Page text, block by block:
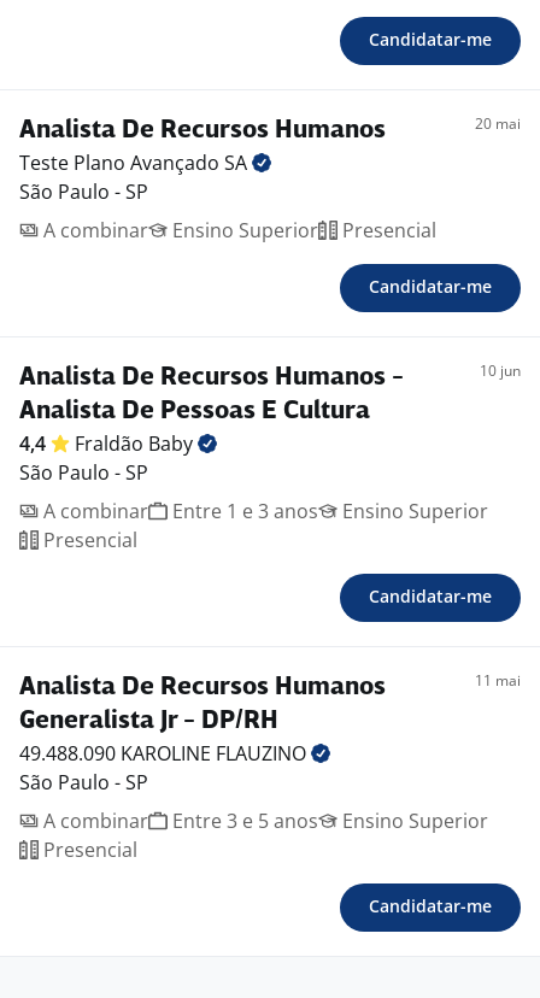
Candidatar-me
Analista De Recursos Humanos 20 mai
Teste Plano Avançado SA
São Paulo - SP
A combinar
Ensino Superior Presencial
Candidatar-me
Analista De Recursos Humanos -
Analista De Pessoas E Cultura
10 jun
4,4 Fraldão Baby
São Paulo - SP
A combinar
Entre 1 e 3 anos
Ensino Superior
Presencial
Candidatar-me
Analista De Recursos Humanos
Generalista Jr - DP/RH
11 mai
49.488.090 KAROLINE FLAUZINO
São Paulo - SP
A combinar
Entre 3 e 5 anos
Ensino Superior
Presencial
Candidatar-me